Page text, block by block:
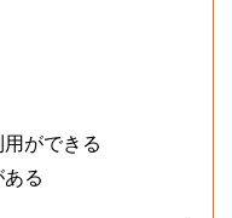
用ができる
る